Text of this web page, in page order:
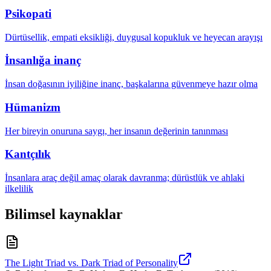
Psikopati
Dürtüsellik, empati eksikliği, duygusal kopukluk ve heyecan arayışı
İnsanlığa inanç
İnsan doğasının iyiliğine inanç, başkalarına güvenmeye hazır olma
Hümanizm
Her bireyin onuruna saygı, her insanın değerinin tanınması
Kantçılık
İnsanlara araç değil amaç olarak davranma; dürüstlük ve ahlaki
ilkelilik
Bilimsel kaynaklar
The Light Triad vs. Dark Triad of Personality